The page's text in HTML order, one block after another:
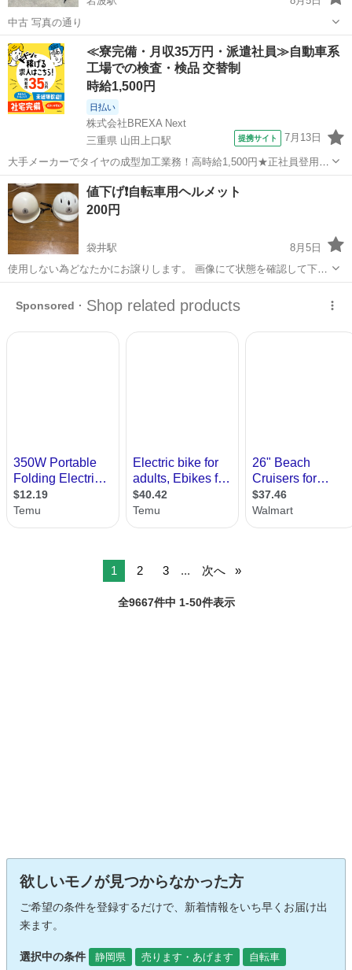
中古 写真の通り
静岡 裾野市 岩波駅 自転車
≪寮完備・月収35万円・派遣社員≫自動車系
工場での検査・検品 交替制
時給1,500円
日払い
株式会社BREXA Next
三重県 山田上口駅
提携サイト 7月13日
大手メーカーでタイヤの成型加工業務！高時給1,500円★正社員登用制
度あり！ワンルーム寮完備！マイカー通勤OK！無料駐車場あり！《三
重県伊勢市》 人気の工場のお仕事 ◇タイヤの製造◇ トラック・バ
ス・RV車用を中心とした...
三重 伊勢市 山田上口駅 その他
値下げ❗️自転車用ヘルメット
200円
袋井駅
8月5日
使用しない為どなたかにお譲りします。 画像にて状態を確認して下さ
い。 引渡し後はノークレームノーリターンでお願いします。
1 2 3 ... 次へ
全9667件中 1-50件表示
欲しいモノが見つからなかった方
ご希望の条件を登録するだけで、新着情報をいち早くお届け出
来ます。
選択中の条件 静岡県 売ります・あげます 自転車